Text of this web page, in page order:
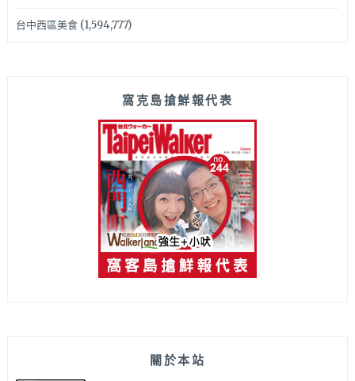
台中西區美食(1,594,777)
窩克島搶鮮報代表
關於本站